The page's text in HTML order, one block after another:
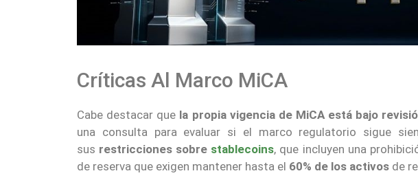
Críticas Al Marco MiCA
Cabe destacar que la propia vigencia de MiCA está bajo
una consulta para evaluar si el marco regulatorio sigue
sus restricciones sobre stablecoins, que incluyen una
de reserva que exigen mantener hasta el 60% de los activos de